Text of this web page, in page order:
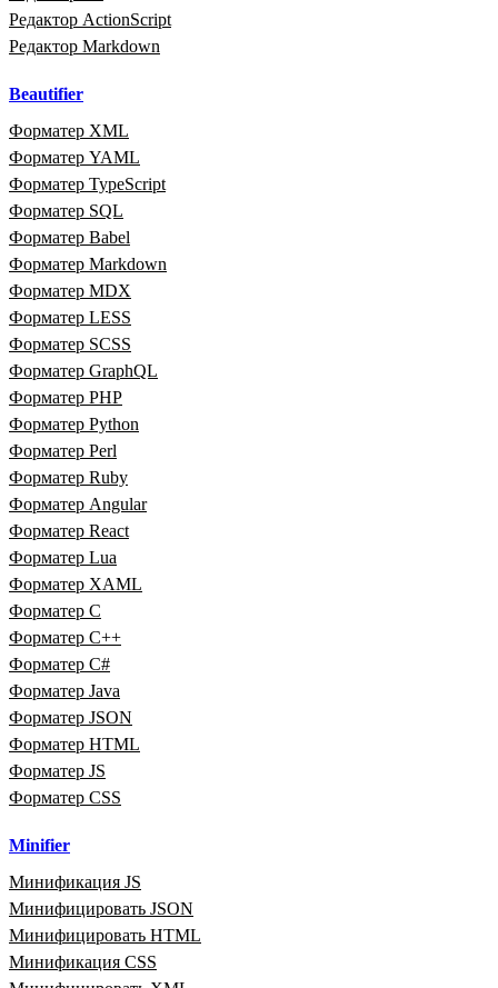
Редактор ActionScript
Редактор Markdown
Beautifier
Форматер XML
Форматер YAML
Форматер TypeScript
Форматер SQL
Форматер Babel
Форматер Markdown
Форматер MDX
Форматер LESS
Форматер SCSS
Форматер GraphQL
Форматер PHP
Форматер Python
Форматер Perl
Форматер Ruby
Форматер Angular
Форматер React
Форматер Lua
Форматер XAML
Форматер C
Форматер C++
Форматер C#
Форматер Java
Форматер JSON
Форматер HTML
Форматер JS
Форматер CSS
Minifier
Минификация JS
Минифицировать JSON
Минифицировать HTML
Минификация CSS